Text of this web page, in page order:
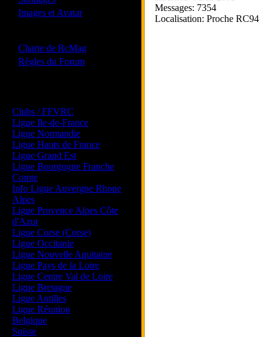
Images et Avatar
Charte de RcMag
Règles du Forum
Clubs / FFVRC
Ligue Ile-de-France
Ligue Normandie
Ligue Hauts de France
Ligue Grand Est
Ligue Bourgogne Franche
Comte
Info Ligue Auvergne Rhone
Alpes
Ligue Provence Alpes Côte
d'Azur
Ligue Corse (Corse)
Ligue Occitanie
Ligue Nouvelle Aquitaine
Ligue Pays de la Loire
Ligue Centre Val de Loire
Ligue Bretagne
Ligue Antilles
Ligue Réunion
Belgique
Suisse
Messages: 7354
Localisation: Proche RC94